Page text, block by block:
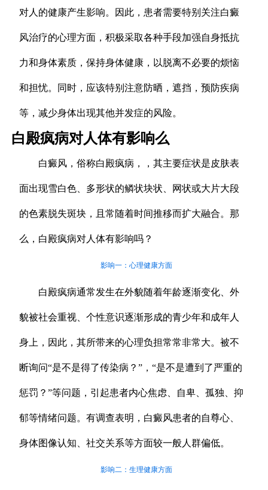
对人的健康产生影响。因此，患者需要特别关注白癜
风治疗的心理方面，积极采取各种手段加强自身抵抗
力和身体素质，保持身体健康，以脱离不必要的烦恼
和担忧。同时，应该特别注意防晒，遮挡，预防疾病
等，减少身体出现其他并发症的风险。
白殿疯病对人体有影响么
白癜风，俗称白殿疯病，，其主要症状是皮肤表
面出现雪白色、多形状的鳞状块状、网状或大片大段
的色素脱失斑块，且常随着时间推移而扩大融合。那
么，白殿疯病对人体有影响吗？
影响一：心理健康方面
白殿疯病通常发生在外貌随着年龄逐渐变化、外
貌被社会重视、个性意识逐渐形成的青少年和成年人
身上，因此，其所带来的心理负担常常非常大。被不
断询问“是不是得了传染病？”，“是不是遭到了严重的
惩罚？”等问题，引起患者内心焦虑、自卑、孤独、抑
郁等情绪问题。有调查表明，白癜风患者的自尊心、
身体图像认知、社交关系等方面较一般人群偏低。
影响二：生理健康方面